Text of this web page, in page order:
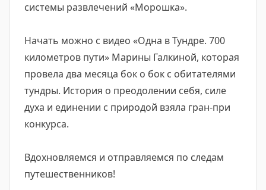
системы развлечений «Морошка».
Начать можно с видео «Одна в Тундре. 700
километров пути» Марины Галкиной, которая
провела два месяца бок о бок с обитателями
тундры. История о преодолении себя, силе
духа и единении с природой взяла гран-при
конкурса.
Вдохновляемся и отправляемся по следам
путешественников!